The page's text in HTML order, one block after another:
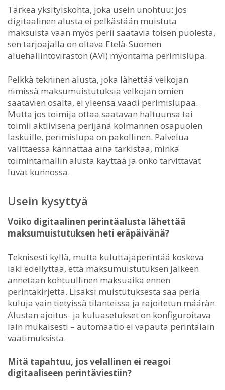
Tärkeä yksityiskohta, joka usein unohtuu: jos
digitaalinen alusta ei pelkästään muistuta
maksuista vaan myös perii saatavia toisen puolesta,
sen tarjoajalla on oltava Etelä-Suomen
aluehallintoviraston (AVI) myöntämä perimislupa.
Pelkkä tekninen alusta, joka lähettää velkojan
nimissä maksumuistutuksia velkojan omien
saatavien osalta, ei yleensä vaadi perimislupaa.
Mutta jos toimija ottaa saatavan haltuunsa tai
toimii aktiivisena perijänä kolmannen osapuolen
laskuille, perimislupa on pakollinen. Palvelua
valittaessa kannattaa aina tarkistaa, minkä
toimintamallin alusta käyttää ja onko tarvittavat
luvat kunnossa.
Usein kysyttyä
Voiko digitaalinen perintäalusta lähettää
maksumuistutuksen heti eräpäivänä?
Teknisesti kyllä, mutta kuluttajaperintää koskeva
laki edellyttää, että maksumuistutuksen jälkeen
annetaan kohtuullinen maksuaika ennen
perintäkirjettä. Lisäksi muistutuksesta saa periä
kuluja vain tietyissä tilanteissa ja rajoitetun määrän.
Alustan ajoitus- ja kuluasetukset on konfiguroitava
lain mukaisesti – automaatio ei vapauta perintälain
vaatimuksista.
Mitä tapahtuu, jos velallinen ei reagoi
digitaaliseen perintäviestiin?